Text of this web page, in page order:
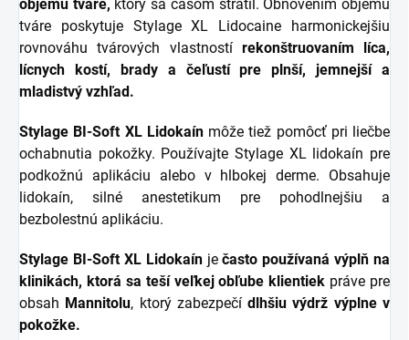
objemu tváre, ktorý sa časom stratil. Obnovením objemu
tváre poskytuje Stylage XL Lidocaine harmonickejšiu
rovnováhu tvárových vlastností rekonštruovaním líca,
lícnych kostí, brady a čeľustí pre plnší, jemnejší a
mladistvý vzhľad.
Stylage BI-Soft XL Lidokaínmôže tiež pomôcť pri liečbe
ochabnutia pokožky. Používajte Stylage XL lidokaín pre
podkožnú aplikáciu alebo v hlbokej derme. Obsahuje
lidokaín, silné anestetikum pre pohodlnejšiu a
bezbolestnú aplikáciu.
Stylage BI-Soft XL Lidokaín ječasto používaná výplň na
klinikách, ktorá sa teší veľkej obľube klientiek práve pre
obsah Mannitolu, ktorý zabezpečídlhšiu výdrž výplne v
pokožke.